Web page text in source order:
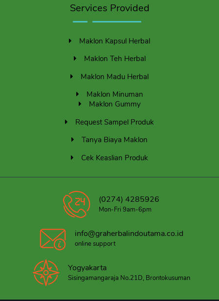
Services Provided
Maklon Kapsul Herbal
Maklon Teh Herbal
Maklon Madu Herbal
Maklon Minuman
Maklon Gummy
Request Sampel Produk
Tanya Biaya Maklon
Cek Keaslian Produk
(0274) 4285926
Mon-Fri 9am-6pm
info@graherbalindoutama.co.id
online support
Yogyakarta
Sisingamangaraja No.21D, Brontokusuman